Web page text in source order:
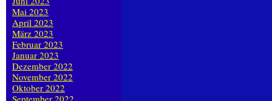
Mai 2023
April 2023
März 2023
Februar 2023
Januar 2023
Dezember 2022
November 2022
Oktober 2022
September 2022